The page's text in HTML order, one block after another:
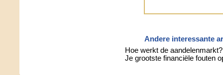
Andere interessante
Hoe werkt de aandelenmarkt?
Je grootste financiële fouten